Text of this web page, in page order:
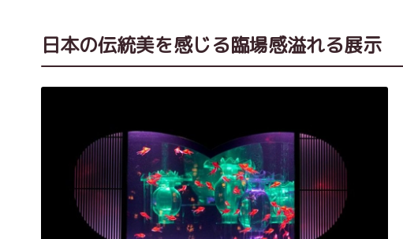
日本の伝統美を感じる臨場感溢れる展示